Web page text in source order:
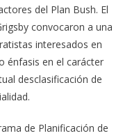
del Plan Bush. El
convocaron a una
interesados en
énfasis en el carácter
desclasificación de
de Planificación de